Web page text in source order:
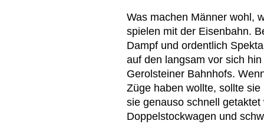
Was machen Männer wohl,
spielen mit der Eisenbahn.
Dampf und ordentlich
auf den langsam vor sich
Gerolsteiner Bahnhofs.
Züge haben wollte, sollte
sie genauso schnell
Doppelstockwagen und